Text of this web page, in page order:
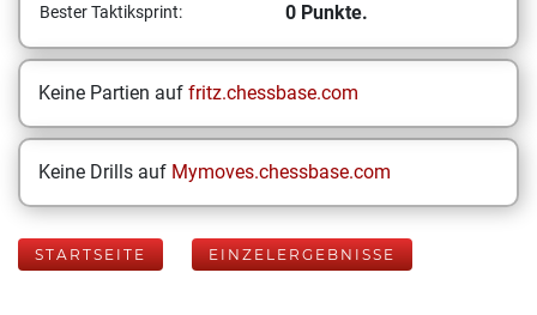
Bester Taktiksprint: 0 Punkte.
Keine Partien auf fritz.chessbase.com
Keine Drills auf Mymoves.chessbase.com
STARTSEITE EINZELERGEBNISSE